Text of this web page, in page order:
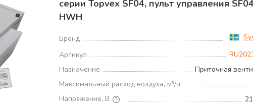
серии Topvex SF04, пульт управления SF04
HWH
Бренд
Артикул
Назначение
Приточная
Максимальный расход воздуха, м³/ч
Напряжение, В